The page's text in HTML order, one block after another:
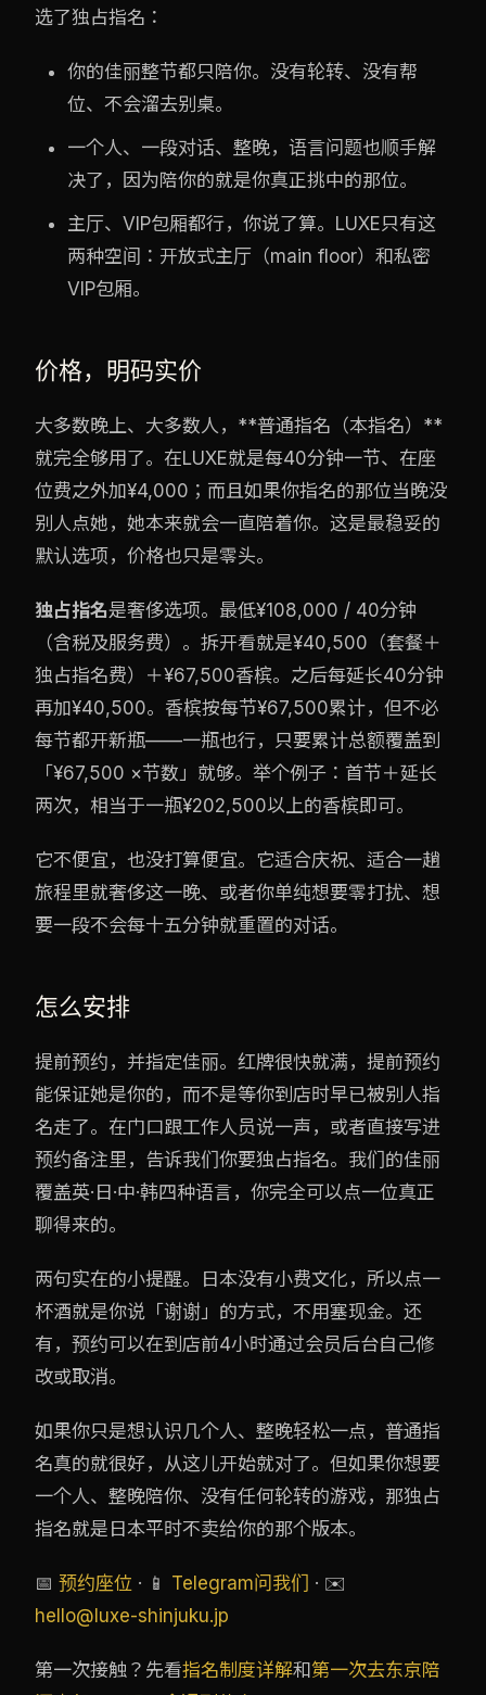
选了独占指名：
你的佳丽整节都只陪你。没有轮转、没有帮
位、不会溜去别桌。
一个人、一段对话、整晚，语言问题也顺手解
决了，因为陪你的就是你真正挑中的那位。
主厅、VIP包厢都行，你说了算。LUXE只有这
两种空间：开放式主厅（main floor）和私密
VIP包厢。
价格，明码实价
大多数晚上、大多数人，**普通指名（本指名）**
就完全够用了。在LUXE就是每40分钟一节、在座
位费之外加¥4,000；而且如果你指名的那位当晚没
别人点她，她本来就会一直陪着你。这是最稳妥的
默认选项，价格也只是零头。
独占指名是奢侈选项。最低¥108,000 / 40分钟
（含税及服务费）。拆开看就是¥40,500（套餐＋
独占指名费）＋¥67,500香槟。之后每延长40分钟
再加¥40,500。香槟按每节¥67,500累计，但不必
每节都开新瓶——一瓶也行，只要累计总额覆盖到
「¥67,500 ×节数」就够。举个例子：首节＋延长
两次，相当于一瓶¥202,500以上的香槟即可。
它不便宜，也没打算便宜。它适合庆祝、适合一趟
旅程里就奢侈这一晚、或者你单纯想要零打扰、想
要一段不会每十五分钟就重置的对话。
怎么安排
提前预约，并指定佳丽。红牌很快就满，提前预约
能保证她是你的，而不是等你到店时早已被别人指
名走了。在门口跟工作人员说一声，或者直接写进
预约备注里，告诉我们你要独占指名。我们的佳丽
覆盖英·日·中·韩四种语言，你完全可以点一位真正
聊得来的。
两句实在的小提醒。日本没有小费文化，所以点一
杯酒就是你说「谢谢」的方式，不用塞现金。还
有，预约可以在到店前4小时通过会员后台自己修
改或取消。
如果你只是想认识几个人、整晚轻松一点，普通指
名真的就很好，从这儿开始就对了。但如果你想要
一个人、整晚陪你、没有任何轮转的游戏，那独占
指名就是日本平时不卖给你的那个版本。
📅 预约座位 · 📱 Telegram问我们 · ✉️
hello@luxe-shinjuku.jp
第一次接触？先看指名制度详解和第一次去东京陪